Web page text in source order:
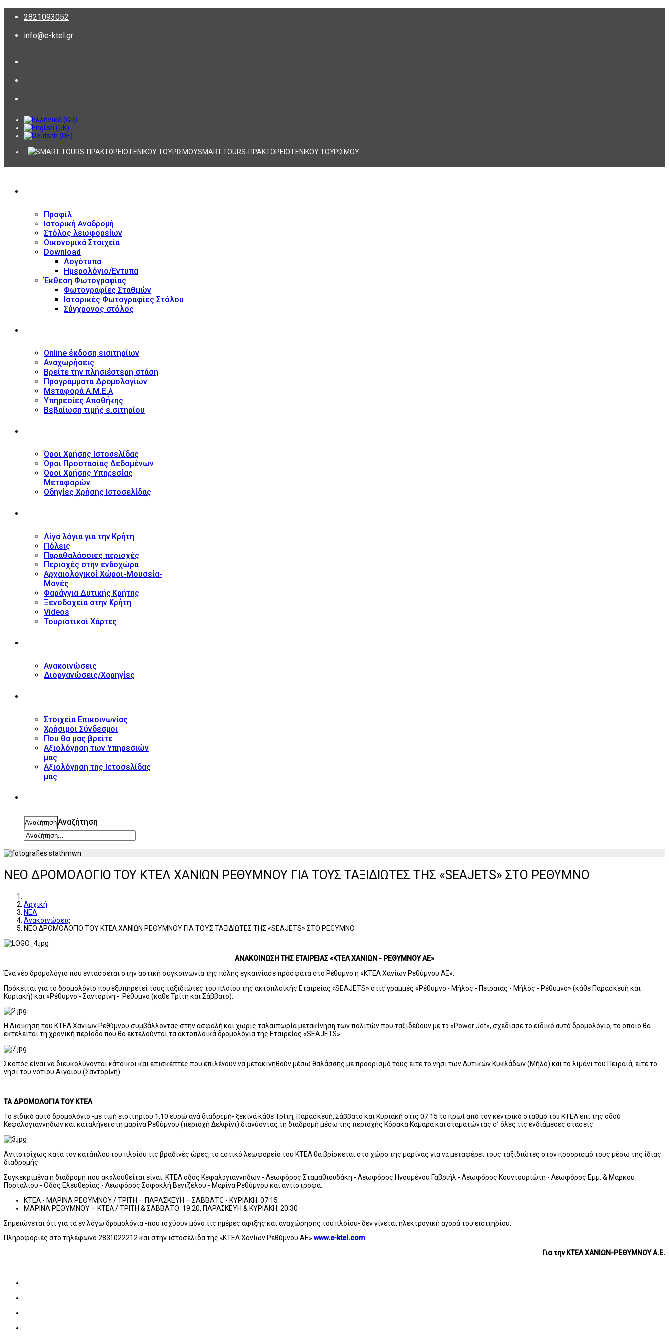
2821093052
info@e-ktel.gr
SMART TOURS-ΠΡΑΚΤΟΡΕΙΟ ΓΕΝΙΚΟΥ ΤΟΥΡΙΣΜΟΥ
Προφίλ
Ιστορική Αναδρομή
Στόλος λεωφορείων
Οικονομικά Στοιχεία
Download
Λογότυπα
Ημερολόγιο/Έντυπα
Έκθεση Φωτογραφίας
Φωτογραφίες Σταθμών
Ιστορικές Φωτογραφίες Στόλου
Σύγχρονος στόλος
Online έκδοση εισιτηρίων
Αναχωρήσεις
Βρείτε την πλησιέστερη στάση
Προγράμματα Δρομολογίων
Μεταφορά Α.Μ.Ε.Α
Υπηρεσίες Αποθήκης
Βεβαίωση τιμής εισιτηρίου
Όροι Χρήσης Ιστοσελίδας
Όροι Προστασίας Δεδομένων
Όροι Χρήσης Υπηρεσίας
Μεταφορών
Οδηγίες Χρήσης Ιστοσελίδας
Λίγα λόγια για την Κρήτη
Πόλεις
Παραθαλάσσιες περιοχές
Περιοχές στην ενδοχώρα
Αρχαιολογικοί Χώροι-Μουσεία-
Μονές
Φαράγγια Δυτικής Κρήτης
Ξενοδοχεία στην Κρήτη
Videos
Τουριστικοί Χάρτες
Ανακοινώσεις
Διοργανώσεις/Χορηγίες
Στοιχεία Επικοινωνίας
Χρήσιμοι Σύνδεσμοι
Που θα μας βρείτε
Αξιολόγηση των Υπηρεσιών
μας
Αξιολόγηση της Ιστοσελίδας
μας
ΑναζήτησηΑναζήτηση
ΝΕΟ ΔΡΟΜΟΛΟΓΙΟ ΤΟΥ ΚΤΕΛ ΧΑΝΙΩΝ ΡΕΘΥΜΝΟΥ ΓΙΑ ΤΟΥΣ ΤΑΞΙΔΙΩΤΕΣ ΤΗΣ «SEAJETS» ΣΤΟ ΡΕΘΥΜΝΟ
Αρχική
ΝΕΑ
Ανακοινώσεις
ΝΕΟ ΔΡΟΜΟΛΟΓΙΟ ΤΟΥ ΚΤΕΛ ΧΑΝΙΩΝ ΡΕΘΥΜΝΟΥ ΓΙΑ ΤΟΥΣ ΤΑΞΙΔΙΩΤΕΣ ΤΗΣ «SEAJETS» ΣΤΟ ΡΕΘΥΜΝΟ
ΑΝΑΚΟΙΝΩΣΗ ΤΗΣ ΕΤΑΙΡΕΙΑΣ «ΚΤΕΛ ΧΑΝΙΩΝ - ΡΕΘΥΜΝΟΥ ΑΕ»
Ένα νέο δρομολόγιο που εντάσσεται στην αστική συγκοινωνία της πόλης εγκαινίασε πρόσφατα στο Ρέθυμνο η «ΚΤΕΛ Χανίων Ρεθύμνου ΑΕ».
Πρόκειται για το δρομολόγιο που εξυπηρετεί τους ταξιδιώτες του πλοίου της ακτοπλοϊκής Εταιρείας «SEAJETS» στις γραμμές «Ρέθυμνο - Μήλος - Πειραιάς - Μήλος - Ρέθυμνο» (κάθε Παρασκευή και
Κυριακή) και «Ρέθυμνο - Σαντορίνη - Ρέθυμνο (κάθε Τρίτη και Σάββατο).
Η Διοίκηση του ΚΤΕΛ Χανίων Ρεθύμνου συμβάλλοντας στην ασφαλή και χωρίς ταλαιπωρία μετακίνηση των πολιτών που ταξιδεύουν με το «Power Jet», σχεδίασε το ειδικό αυτό δρομολόγιο, το οποίο θα
εκτελείται τη χρονική περίοδο που θα εκτελούνται τα ακτοπλοϊκά δρομολόγια της Εταιρείας «SEAJETS».
Σκοπός είναι να διευκολύνονται κάτοικοι και επισκέπτες που επιλέγουν να μετακινηθούν μέσω θαλάσσης με προορισμό τους είτε το νησί των Δυτικών Κυκλάδων (Μήλο) και το λιμάνι του Πειραιά, είτε το
νησί του νοτίου Αιγαίου (Σαντορίνη).
ΤΑ ΔΡΟΜΟΛΟΓΙΑ ΤΟΥ ΚΤΕΛ
Το ειδικό αυτό δρομολόγιο -με τιμή εισιτηρίου 1,10 ευρώ ανά διαδρομή- ξεκινά κάθε Τρίτη, Παρασκευή, Σάββατο και Κυριακή στις 07.15 το πρωί από τον κεντρικό σταθμό του ΚΤΕΛ επί της οδού
Κεφαλογιάννηδων και καταλήγει στη μαρίνα Ρεθύμνου (περιοχή Δελφίνι) διανύοντας τη διαδρομή μέσω της περιοχής Κόρακα Καμάρα και σταματώντας σ’ όλες τις ενδιάμεσες στάσεις.
Αντιστοίχως κατά τον κατάπλου του πλοίου τις βραδινές ώρες, το αστικό λεωφορείο του ΚΤΕΛ θα βρίσκεται στο χώρο της μαρίνας για να μεταφέρει τους ταξιδιώτες στον προορισμό τους μέσω της ίδιας
διαδρομής.
Συγκεκριμένα η διαδρομή που ακολουθείται είναι: ΚΤΕΛ οδός Κεφαλογιάννηδων - Λεωφόρος Σταμαθιουδάκη - Λεωφόρος Ηγουμένου Γαβριήλ - Λεωφόρος Κουντουριώτη - Λεωφόρος Εμμ. & Μάρκου
Πορτάλιου - Οδός Ελευθερίας - Λεωφόρος Σοφοκλή Βενιζέλου - Μαρίνα Ρεθύμνου και αντίστροφα.
ΚΤΕΛ - ΜΑΡΙΝΑ ΡΕΘΥΜΝΟΥ / TΡΙΤΗ – ΠΑΡΑΣΚΕΥΗ – ΣΑΒΒΑΤΟ - ΚΥΡΙΑΚΗ: 07:15
ΜΑΡΙΝΑ ΡΕΘΥΜΝΟΥ – ΚΤΕΛ / TΡΙΤΗ & ΣΑΒΒΑΤΟ: 19:20, ΠΑΡΑΣΚΕΥΗ & ΚΥΡΙΑΚΗ: 20:30
Σημειώνεται ότι για τα εν λόγω δρομολόγια -που ισχύουν μόνο τις ημέρες άφιξης και αναχώρησης του πλοίου- δεν γίνεται ηλεκτρονική αγορά του εισιτηρίου.
Πληροφορίες στο τηλέφωνο 2831022212 και στην ιστοσελίδα της «ΚΤΕΛ Χανίων Ρεθύμνου ΑΕ» www.e-ktel.com
Για την ΚΤΕΛ ΧΑΝΙΩΝ-ΡΕΘΥΜΝΟΥ Α.Ε.